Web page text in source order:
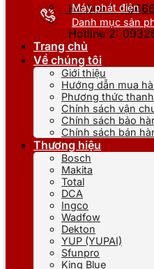
Hotline 1:
Hotline 2:
Máy phát điện
Danh mục sản
Trang chủ
Về chúng tôi
Giới thiệu
Hướng dẫn mua
Phương thức
Chính sách vận
Chính sách bảo
Chính sách bán
Thương hiệu
Bosch
Makita
Total
DCA
Ingco
Wadfow
Dekton
YUP (YUPAI)
Sfunpro
King Blue